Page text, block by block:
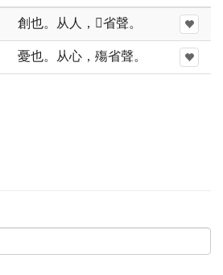
創也。从人，𥏻省聲。
憂也。从心，殤省聲。